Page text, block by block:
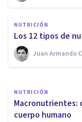
NUTRICIÓN
Los 12 tipos de
Juan Armando
NUTRICIÓN
Cómo
la comida,
Jonathan
NUTRICIÓN
Macronutrientes:
cuerpo humano